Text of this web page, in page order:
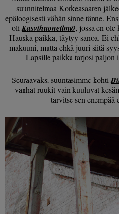
suunnitelmaa Korkeasaaren
epäloogisesti vähän sinne tänne.
oli Kasvihuoneilmiö, jossa en ole
Hauska paikka, täytyy sanoa. Ei
makuuni, mutta ehkä juuri siitä
Lapsille paikka tarjosi paljon
Seuraavaksi suuntasimme kohti
vanhat ruukit vain kuuluvat
tarvitse sen enempää